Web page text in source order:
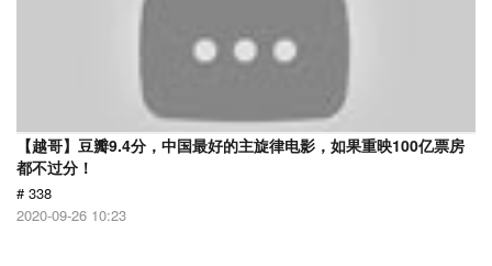
【越哥】豆瓣9.4分，中国最好的主旋律电影，如果重映100亿票房
都不过分！
# 338
2020-09-26 10:23